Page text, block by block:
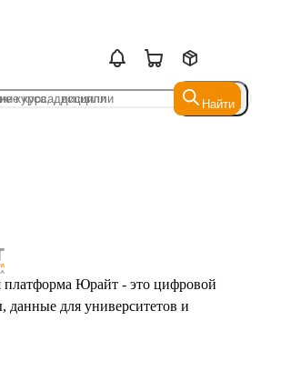
Найти
Найти
платформа Юрайт - это цифровой
данные для университетов и